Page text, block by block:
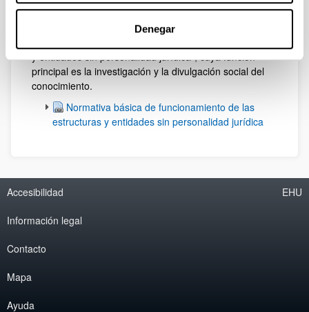
Denegar
Universidad del País Vasco y regidas por lo dispuesto
en su convenio particular de creación y en la
y entidades sin personalidad jurídica", cuya función
principal es la investigación y la divulgación social del
conocimiento.
Normativa básica de funcionamiento de las
estructuras y entidades sin personalidad jurídica
Accesibilidad
Información legal
Contacto
Mapa
Ayuda
EHU